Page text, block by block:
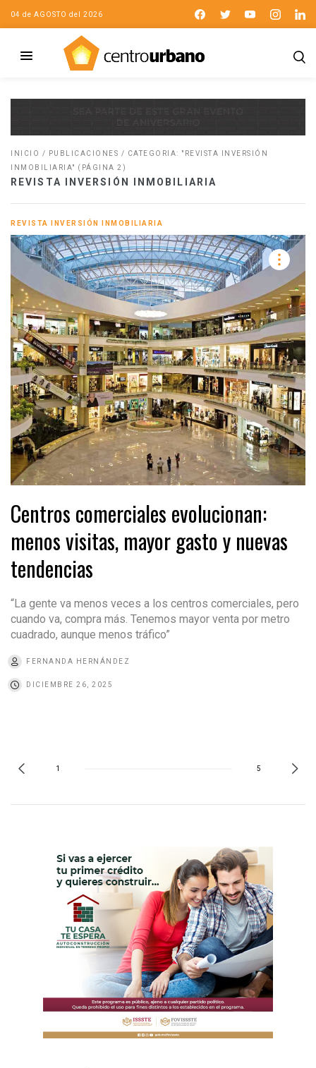
04 de AGOSTO del 2026
INICIO / PUBLICACIONES / CATEGORIA: "REVISTA INVERSIÓN
INMOBILIARIA" (PÁGINA 2)
REVISTA INVERSIÓN INMOBILIARIA
REVISTA INVERSIÓN INMOBILIARIA
Centros comerciales evolucionan:
menos visitas, mayor gasto y nuevas
tendencias
“La gente va menos veces a los centros comerciales, pero
cuando va, compra más. Tenemos mayor venta por metro
cuadrado, aunque menos tráfico”
FERNANDA HERNÁNDEZ
DICIEMBRE 26, 2025
1 5